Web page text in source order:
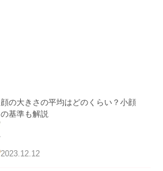
顔の大きさの平均はどのくらい？小顔
の基準も解説
2023.12.12